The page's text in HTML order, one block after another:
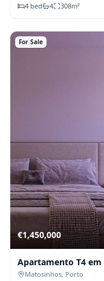
4 bed 4 308m²
For Sale
€1,450,000
Apartamento T4
(Fração D)
Matosinhos, Porto